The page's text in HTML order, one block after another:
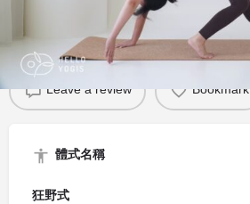
Leave a review Bookmark
體式名稱
狂野式